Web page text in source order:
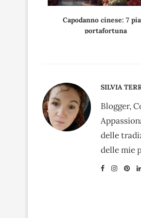
Capodanno cinese: 7
portafortuna
SILVIA
Blogger,
delle
delle mie